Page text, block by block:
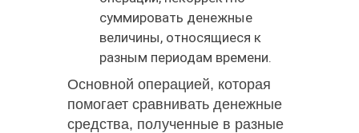
суммировать денежные
величины, относящиеся к
разным периодам времени.
Основной операцией, которая
помогает сравнивать денежные
средства, полученные в разные